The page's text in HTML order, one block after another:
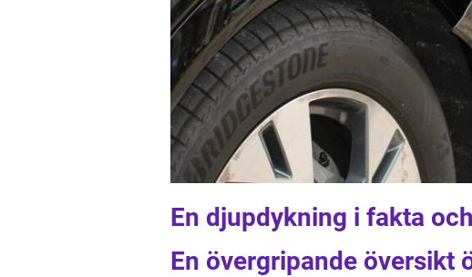
En djupdykning i fakta
En övergripande översikt